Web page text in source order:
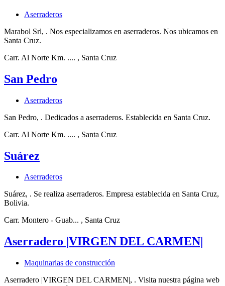
Aserraderos
Marabol Srl, . Nos especializamos en aserraderos. Nos ubicamos en
Santa Cruz.
Carr. Al Norte Km. .... , Santa Cruz
San Pedro
Aserraderos
San Pedro, . Dedicados a aserraderos. Establecida en Santa Cruz.
Carr. Al Norte Km. .... , Santa Cruz
Suárez
Aserraderos
Suárez, . Se realiza aserraderos. Empresa establecida en Santa Cruz,
Bolivia.
Carr. Montero - Guab... , Santa Cruz
Aserradero |VIRGEN DEL CARMEN|
Maquinarias de construcción
Aserradero |VIRGEN DEL CARMEN|, . Visita nuestra página web